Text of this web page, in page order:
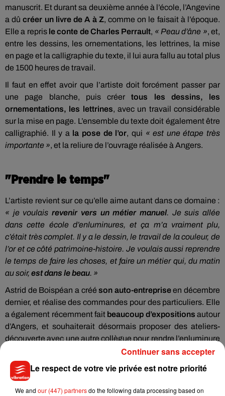
manuscrit. Et durant sa deuxième année à l’école, l’Angevine
a dûcréer un livre de A à Z, comme on le faisait à l’époque.
Elle a repris le conte de Charles Perrault, « Peau d’âne », et,
entre les dessins, les ornementations, les lettrines, la mise
en page et la calligraphie du texte, il lui aura fallu au total plus
de 1500 heures de travail.
Il faut en effet avoir que l’artiste doit forcément passer par
une page blanche, puis créertous les dessins, les
ornementations, les lettrines, avec un travail considérable
sur la mise en page. L’ensemble du texte doit également être
calligraphié. Il y a la pose de l’or, qui « est une étape très
importante », et la reliure de l’ouvrage réalisée à Angers.
"Prendre le temps"
L’artiste revient sur ce qu’elle aime autant dans ce domaine :
« je voulaisrevenir vers un métier manuel. Je suis allée
dans cette école d’enluminures, et ça m’a vraiment plu,
c’était très complet. Il y a le dessin, le travail de la couleur, de
l’or et ce côté patrimoine-histoire. Je voulais aussi reprendre
le temps de faire les choses, et faire un métier qui, du matin
au soir, est dans le beau. »
Astrid de Boispéan a crééson auto-entrepriseen décembre
dernier, et réalise des commandes pour des particuliers. Elle
a également récemment fait beaucoup d’expositions autour
d’Angers, et souhaiterait désormais proposer des ateliers-
découverte avec une autre collègue pour rendre l’enluminure
Le respect de votre vie privée est notre priorité
We and our (447) partnersdo the following data processing based on
Continuer sans accepter